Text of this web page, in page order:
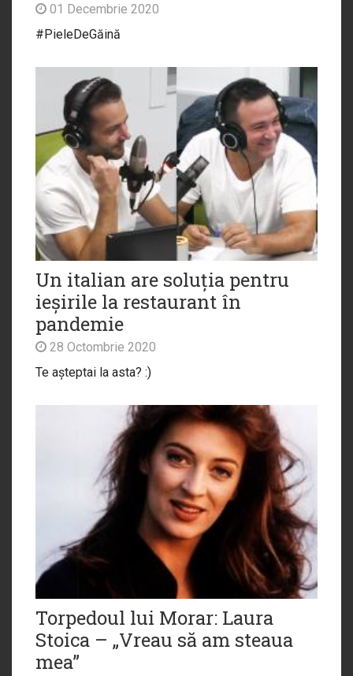
01 Decembrie 2020
#PieleDeGăină
Un italian are soluția pentru
ieșirile la restaurant în
pandemie
28 Octombrie 2020
Te așteptai la asta? :)
Torpedoul lui Morar: Laura
Stoica – „Vreau să am steaua
mea”